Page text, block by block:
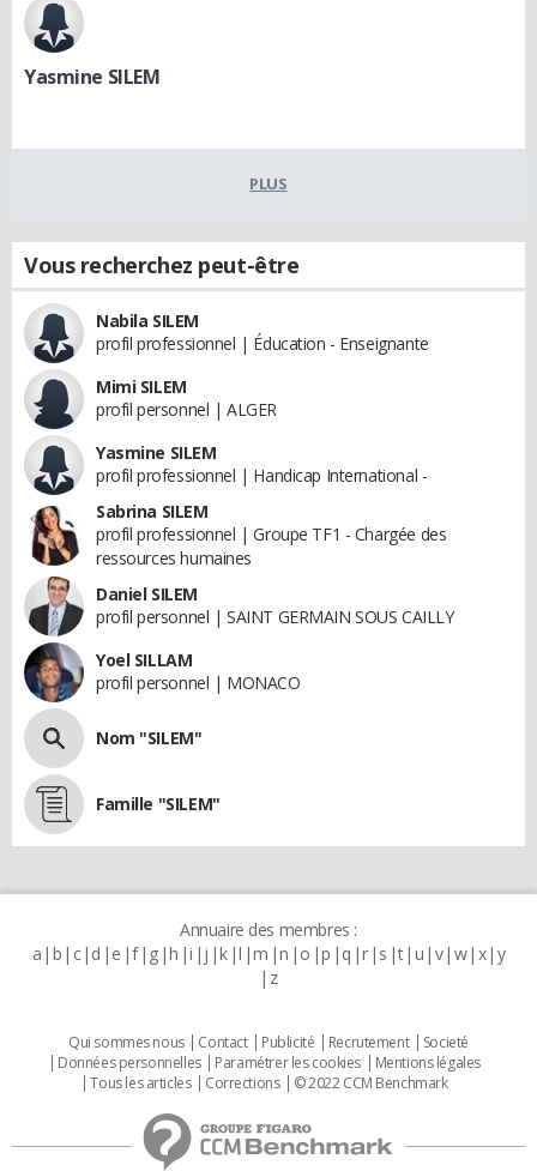
Yasmine SILEM
PLUS
Vous recherchez peut-être
Nabila SILEM
profil professionnel | Éducation - Enseignante
Mimi SILEM
profil personnel | ALGER
Yasmine SILEM
profil professionnel | Handicap International -
Sabrina SILEM
profil professionnel | Groupe TF1 - Chargée des
ressources humaines
Daniel SILEM
profil personnel | SAINT GERMAIN SOUS CAILLY
Yoel SILLAM
profil personnel | MONACO
Nom "SILEM"
Famille "SILEM"
Annuaire des membres :
a b c d e f g h i j k l m n o p q r s t u v w x y
z
Qui sommes nous Contact Publicité Recrutement
Societé
Données personnelles
Paramétrer les cookies
Mentions légales
Tous les articles
Corrections © 2022 CCM Benchmark